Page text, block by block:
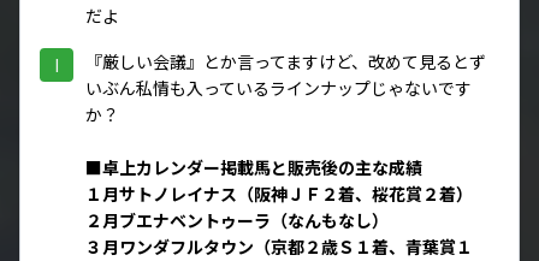
だよ
I
『厳しい会議』とか言ってますけど、改めて見るとず
いぶん私情も入っているラインナップじゃないです
か？
■卓上カレンダー掲載馬と販売後の主な成績
１月サトノレイナス（阪神ＪＦ２着、桜花賞２着）
２月ブエナベントゥーラ（なんもなし）
３月ワンダフルタウン（京都２歳Ｓ１着、青葉賞１